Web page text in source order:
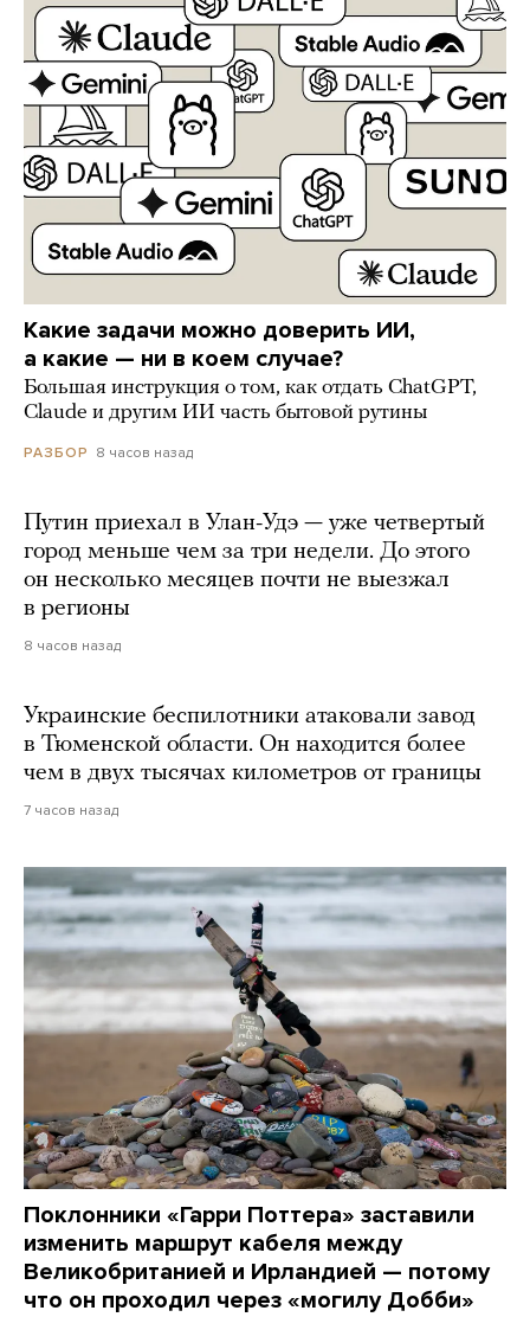
Какие задачи можно доверить ИИ,
а какие — ни в коем случае?
Большая инструкция о том, как отдать ChatGPT,
Claude и другим ИИ часть бытовой рутины
РАЗБОР 8 часов назад
Путин приехал в Улан-Удэ — уже четвертый
город меньше чем за три недели. До этого
он несколько месяцев почти не выезжал
в регионы
8 часов назад
Украинские беспилотники атаковали завод
в Тюменской области. Он находится более
чем в двух тысячах километров от границы
7 часов назад
Поклонники «Гарри Поттера» заставили
изменить маршрут кабеля между
Великобританией и Ирландией — потому
что он проходил через «могилу Добби»